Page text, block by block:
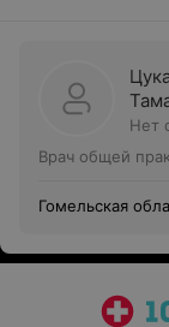
Нет
Врач общей
Гомельская